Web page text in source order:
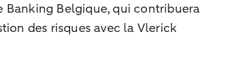
Banking Belgique, qui contribuera
des risques avec la Vlerick